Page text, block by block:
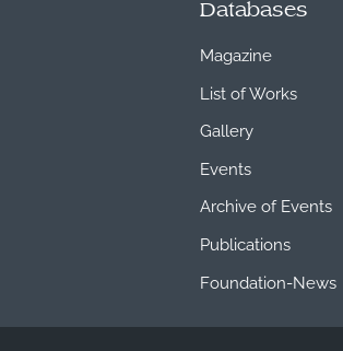
Databases
Magazine
List of Works
Gallery
Events
Archive of Events
Publications
Foundation-News